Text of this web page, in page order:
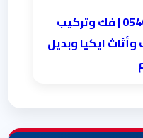
نجار الفيحاء بمكة 0546138860⁩ | فك وتركيب
ايكيا وبديل